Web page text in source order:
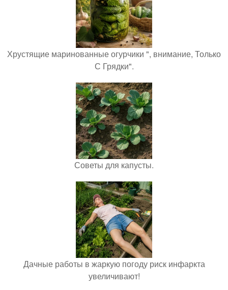
Хрустящие маринованные огурчики ", внимание, Только
С Грядки".
Советы для капусты.
Дачные работы в жаркую погоду риск инфаркта
увеличивают!